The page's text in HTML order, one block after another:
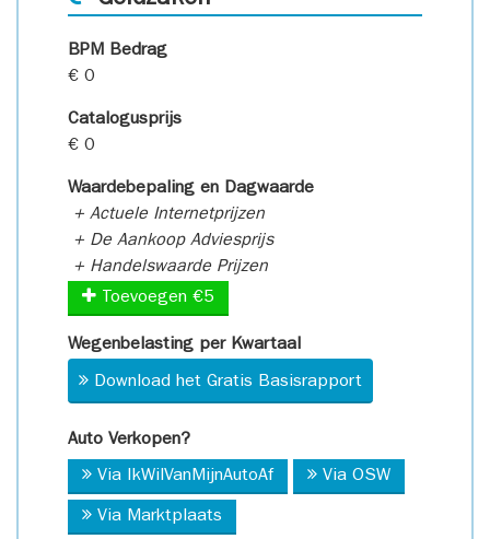
BPM Bedrag
€ 0
Catalogusprijs
€ 0
Waardebepaling en Dagwaarde
+ Actuele Internetprijzen
+ De Aankoop Adviesprijs
+ Handelswaarde Prijzen
Toevoegen €5
Wegenbelasting per Kwartaal
Download het Gratis Basisrapport
Auto Verkopen?
Via IkWilVanMijnAutoAf Via OSW
Via Marktplaats